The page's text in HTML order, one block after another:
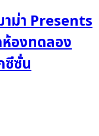
ม่า Presents
ห้องทดลอง
ซีซั่น